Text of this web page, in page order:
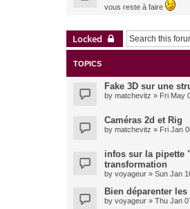
vous reste à faire
Locked
TOPICS
Fake 3D sur une
by matchevitz » Fri May
Caméras 2d et Rig
by matchevitz » Fri Jan
infos sur la pipette
transformation
by voyageur » Sun Jan
Bien déparenter
by voyageur » Thu Jan